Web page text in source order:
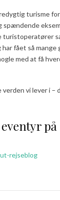
turisme
fået så mange
med at få
vi lever i
på